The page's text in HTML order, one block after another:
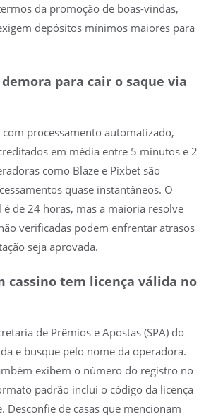
da promoção de boas-vindas,
depósitos mínimos maiores para
para cair o saque via
com processamento automatizado,
em média entre 5 minutos e 2
como Blaze e Pixbet são
quase instantâneos. O
de 24 horas, mas a maioria resolve
verificadas podem enfrentar atrasos
seja aprovada.
cassino tem licença válida no
de Prêmios e Apostas (SPA) do
e busque pelo nome da operadora.
exibem o número do registro no
padrão inclui o código da licença
Desconfie de casas que mencionam